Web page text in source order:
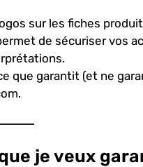
sur les fiches
de sécuriser vos
que garantit (et ne
je veux